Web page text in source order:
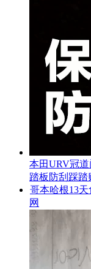
本田URV冠
踏板防刮踩踏
哥本哈根13
网